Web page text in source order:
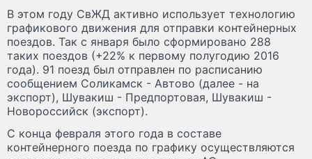
В этом году СвЖД активно использует технологию
графикового движения для отправки контейнерных
поездов. Так с января было сформировано 288
таких поездов (+22% к первому полугодию 2016
года). 91 поезд был отправлен по расписанию
сообщением Соликамск - Автово (далее - на
экспорт), Шувакиш - Предпортовая, Шувакиш -
Новороссийск (экспорт).
С конца февраля этого года в составе
контейнерного поезда по графику осуществляются